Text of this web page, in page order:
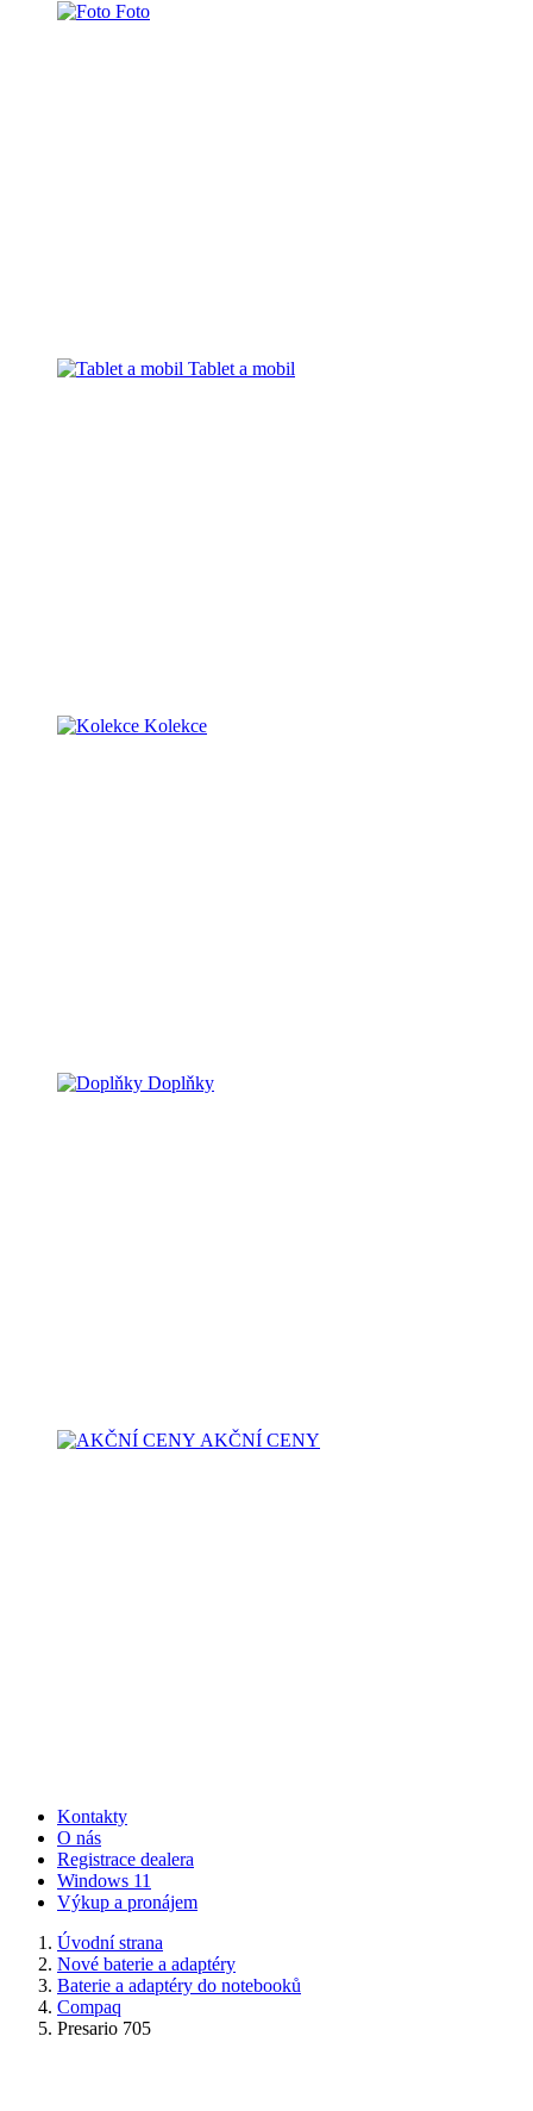
Foto
Tablet a mobil
Kolekce
Doplňky
AKČNÍ CENY
Kontakty
O nás
Registrace dealera
Windows 11
Výkup a pronájem
Úvodní strana
Nové baterie a adaptéry
Baterie a adaptéry do notebooků
Compaq
Presario 705